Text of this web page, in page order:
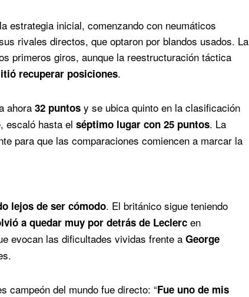
estrategia inicial, comenzando con neumáticos
rivales directos, que optaron por blandos usados. La
primeros giros, aunque la reestructuración táctica
recuperar posiciones.
ahora 32 puntos y se ubica quinto en la clasificación
escaló hasta el séptimo lugar con 25 puntos. La
para que las comparaciones comiencen a marcar la
lejos de ser cómodo. El británico sigue teniendo
a quedar muy por detrás de Leclerc en
evocan las dificultades vividas frente a George
campeón del mundo fue directo: “Fue uno de mis